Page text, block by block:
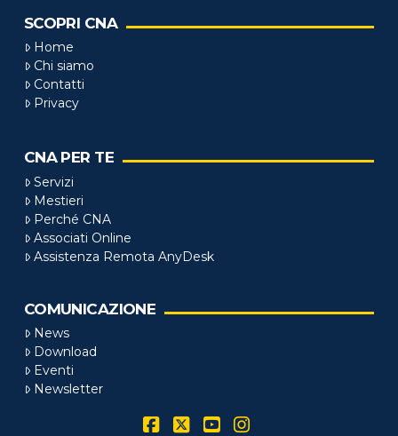
SCOPRI CNA
Home
Chi siamo
Contatti
Privacy
CNA PER TE
Servizi
Mestieri
Perché CNA
Associati Online
Assistenza Remota AnyDesk
COMUNICAZIONE
News
Download
Eventi
Newsletter